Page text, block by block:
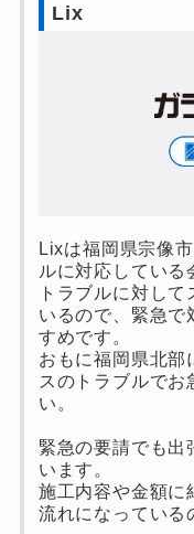
Lix
Lixは福岡県宗像
ルに対応している
トラブルに対し
いるので、緊急で
すめです。
おもに福岡県北部
スのトラブルで
い。
緊急の要請でも出
います。
施工内容や金額に
流れになっている